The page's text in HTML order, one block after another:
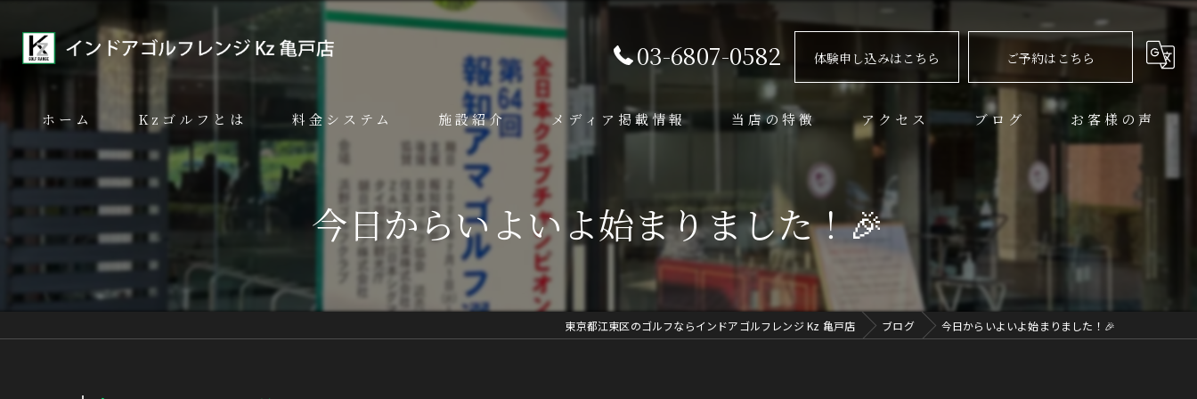
03-6807-0582 体験申し込みはこちら ご予約はこちら
ホーム Kzゴルフとは
代表あいさつ
料金システム 施設紹介 メディア掲載情報 当店の特徴
シミュレーション
レッスン
練習場
初心者
アクセス ブログ お客様の声
今日からいよいよ始まりました！🎉
東京都江東区のゴルフならインドアゴルフレンジ Kz 亀戸店 ブログ 今日からいよいよ始まりました！🎉